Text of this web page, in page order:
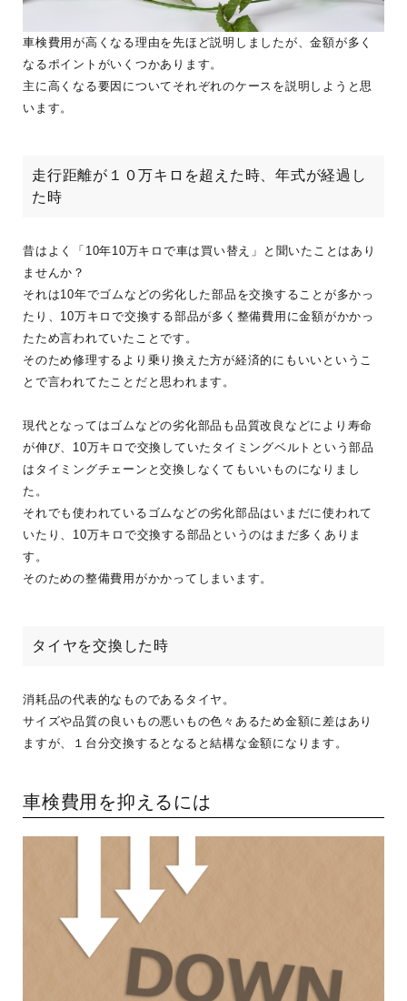
車検費用が高くなる理由を先ほど説明しましたが、金額が多く
なるポイントがいくつかあります。
主に高くなる要因についてそれぞれのケースを説明しようと思
います。
走行距離が１０万キロを超えた時、年式が経過し
た時
昔はよく「10年10万キロで車は買い替え」と聞いたことはあり
ませんか？
それは10年でゴムなどの劣化した部品を交換することが多かっ
たり、10万キロで交換する部品が多く整備費用に金額がかかっ
たため言われていたことです。
そのため修理するより乗り換えた方が経済的にもいいというこ
とで言われてたことだと思われます。
現代となってはゴムなどの劣化部品も品質改良などにより寿命
が伸び、10万キロで交換していたタイミングベルトという部品
はタイミングチェーンと交換しなくてもいいものになりまし
た。
それでも使われているゴムなどの劣化部品はいまだに使われて
いたり、10万キロで交換する部品というのはまだ多くありま
す。
そのための整備費用がかかってしまいます。
タイヤを交換した時
消耗品の代表的なものであるタイヤ。
サイズや品質の良いもの悪いもの色々あるため金額に差はあり
ますが、１台分交換するとなると結構な金額になります。
車検費用を抑えるには